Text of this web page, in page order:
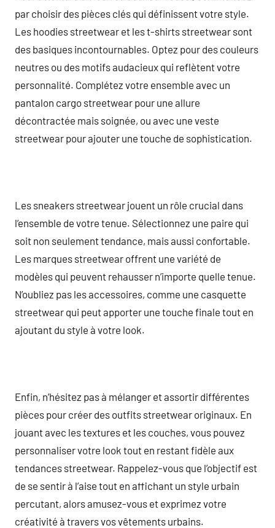
par choisir des pièces clés qui définissent votre style.
Les hoodies streetwear et les t-shirts streetwear sont
des basiques incontournables. Optez pour des couleurs
neutres ou des motifs audacieux qui reflètent votre
personnalité. Complétez votre ensemble avec un
pantalon cargo streetwear pour une allure
décontractée mais soignée, ou avec une veste
streetwear pour ajouter une touche de sophistication.
Les sneakers streetwear jouent un rôle crucial dans
l’ensemble de votre tenue. Sélectionnez une paire qui
soit non seulement tendance, mais aussi confortable.
Les marques streetwear offrent une variété de
modèles qui peuvent rehausser n’importe quelle tenue.
N’oubliez pas les accessoires, comme une casquette
streetwear qui peut apporter une touche finale tout en
ajoutant du style à votre look.
Enfin, n’hésitez pas à mélanger et assortir différentes
pièces pour créer des outfits streetwear originaux. En
jouant avec les textures et les couches, vous pouvez
personnaliser votre look tout en restant fidèle aux
tendances streetwear. Rappelez-vous que l’objectif est
de se sentir à l’aise tout en affichant un style urbain
percutant, alors amusez-vous et exprimez votre
créativité à travers vos vêtements urbains.